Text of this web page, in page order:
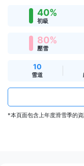
40%
初級
80%
壓雪
10
雪道
*本頁面包含上年度滑雪季的資